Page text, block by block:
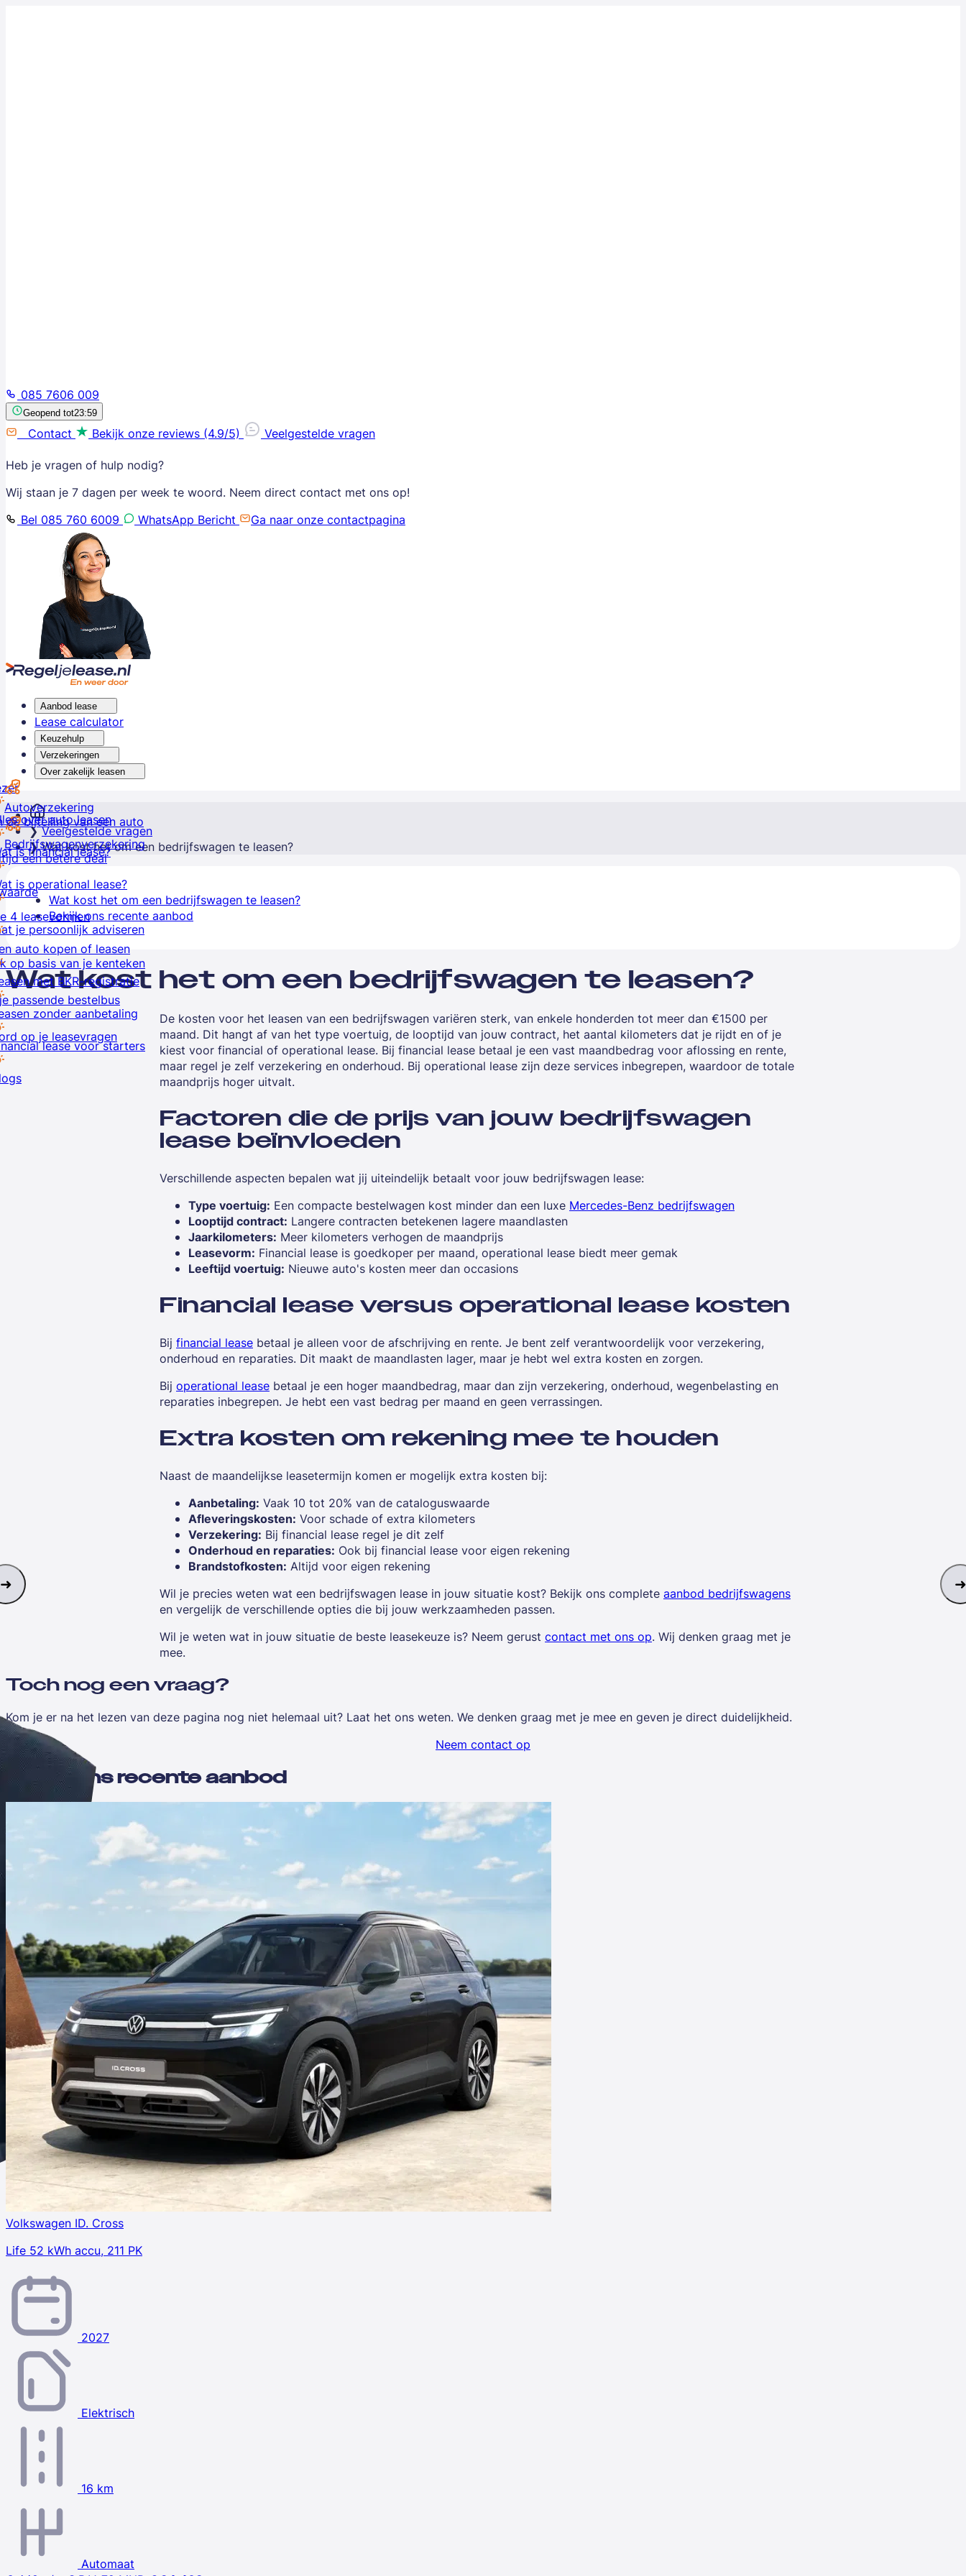
085 7606 009
Geopend tot23:59
Contact Bekijk onze reviews (4.9/5)
Veelgestelde vragen
Heb je vragen of hulp nodig?
Wij staan je 7 dagen per week te woord. Neem direct contact met ons op!
Bel 085 760 6009
WhatsApp Bericht Ga naar onze contactpagina
Aanbod lease
Lease calculator
Keuzehulp
de bijtelling van een auto
een betere deal
je persoonlijk adviseren
op basis van je kenteken
passende bestelbus
op je leasevragen
Verzekeringen
Autoverzekering
Bedrijfswagenverzekering
Over zakelijk leasen
over auto leasen
is financial lease?
is operational lease?
4 leasevormen
auto kopen of leasen
met BKR-registratie
zonder aanbetaling
lease voor starters
Veelgestelde vragen
Wat kost het om een bedrijfswagen te leasen?
Wat kost het om een bedrijfswagen te leasen?
Bekijk ons recente aanbod
Wat kost het om een bedrijfswagen te leasen?
De kosten voor het leasen van een bedrijfswagen variëren sterk, van enkele honderden tot meer dan €1500 per
maand. Dit hangt af van het type voertuig, de looptijd van jouw contract, het aantal kilometers dat je rijdt en of je
kiest voor financial of operational lease. Bij financial lease betaal je een vast maandbedrag voor aflossing en rente,
maar regel je zelf verzekering en onderhoud. Bij operational lease zijn deze services inbegrepen, waardoor de totale
maandprijs hoger uitvalt.
Factoren die de prijs van jouw bedrijfswagen
lease beïnvloeden
Verschillende aspecten bepalen wat jij uiteindelijk betaalt voor jouw bedrijfswagen lease:
Type voertuig: Een compacte bestelwagen kost minder dan een luxe Mercedes-Benz bedrijfswagen
Looptijd contract: Langere contracten betekenen lagere maandlasten
Jaarkilometers: Meer kilometers verhogen de maandprijs
Leasevorm: Financial lease is goedkoper per maand, operational lease biedt meer gemak
Leeftijd voertuig: Nieuwe auto's kosten meer dan occasions
Financial lease versus operational lease kosten
Bij financial lease betaal je alleen voor de afschrijving en rente. Je bent zelf verantwoordelijk voor verzekering,
onderhoud en reparaties. Dit maakt de maandlasten lager, maar je hebt wel extra kosten en zorgen.
Bij operational lease betaal je een hoger maandbedrag, maar dan zijn verzekering, onderhoud, wegenbelasting en
reparaties inbegrepen. Je hebt een vast bedrag per maand en geen verrassingen.
Extra kosten om rekening mee te houden
Naast de maandelijkse leasetermijn komen er mogelijk extra kosten bij:
Aanbetaling: Vaak 10 tot 20% van de cataloguswaarde
Afleveringskosten: Voor schade of extra kilometers
Verzekering: Bij financial lease regel je dit zelf
Onderhoud en reparaties: Ook bij financial lease voor eigen rekening
Brandstofkosten: Altijd voor eigen rekening
Wil je precies weten wat een bedrijfswagen lease in jouw situatie kost? Bekijk ons complete aanbod bedrijfswagens
en vergelijk de verschillende opties die bij jouw werkzaamheden passen.
Wil je weten wat in jouw situatie de beste leasekeuze is? Neem gerust contact met ons op. Wij denken graag met je
mee.
Toch nog een vraag?
Kom je er na het lezen van deze pagina nog niet helemaal uit? Laat het ons weten. We denken graag met je mee en geven je direct duidelijkheid.
Neem contact op
Bekijk ons recente aanbod
Volkswagen ID. Cross
Life 52 kWh accu, 211 PK
2027
Elektrisch
16 km
Automaat